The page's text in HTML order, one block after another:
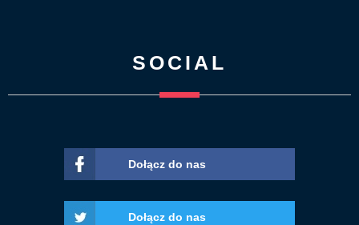
SOCIAL
Dołącz do nas
Dołącz do nas